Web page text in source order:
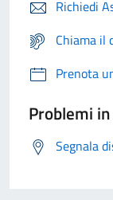
Richiedi
Chiama il
Prenota
Problemi
Segnala